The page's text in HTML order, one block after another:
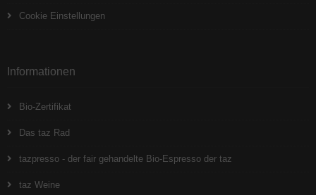
Cookie Einstellungen
Informationen
Bio-Zertifikat
Das taz Rad
tazpresso - der fair gehandelte Bio-Espresso der taz
taz Weine